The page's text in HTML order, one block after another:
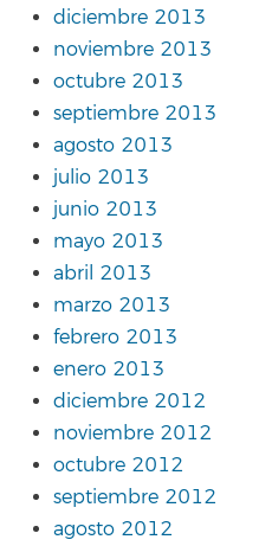
diciembre 2013
noviembre 2013
octubre 2013
septiembre 2013
agosto 2013
julio 2013
junio 2013
mayo 2013
abril 2013
marzo 2013
febrero 2013
enero 2013
diciembre 2012
noviembre 2012
octubre 2012
septiembre 2012
agosto 2012